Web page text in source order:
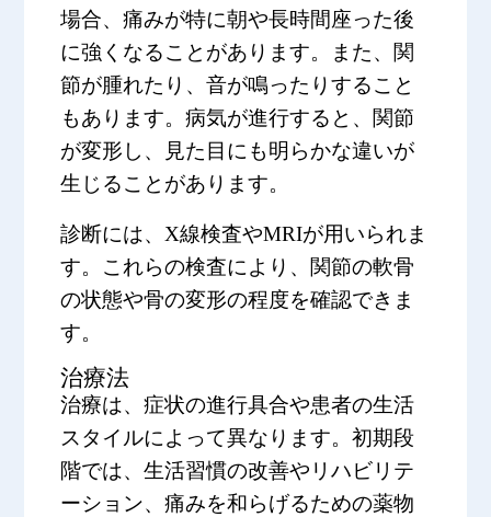
場合、痛みが特に朝や長時間座った後
に強くなることがあります。また、関
節が腫れたり、音が鳴ったりすること
もあります。病気が進行すると、関節
が変形し、見た目にも明らかな違いが
生じることがあります。
診断には、X線検査やMRIが用いられま
す。これらの検査により、関節の軟骨
の状態や骨の変形の程度を確認できま
す。
治療法
治療は、症状の進行具合や患者の生活
スタイルによって異なります。初期段
階では、生活習慣の改善やリハビリテ
ーション、痛みを和らげるための薬物